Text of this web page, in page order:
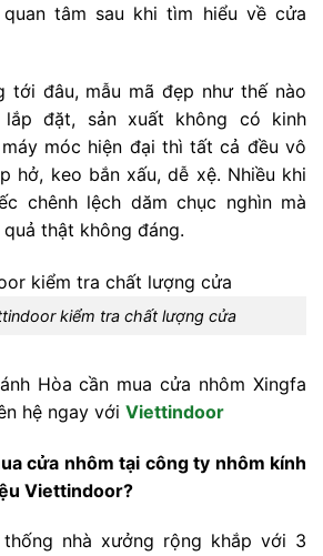
tâm sau khi tìm hiểu về cửa
tới đâu, mẫu mã đẹp như thế nào
lắp đặt, sản xuất không có kinh
móc hiện đại thì tất cả đều vô
hở, keo bắn xấu, dễ xệ. Nhiều khi
chênh lệch dăm chục nghìn mà
thật không đáng.
kiểm tra chất lượng cửa
Hòa cần mua cửa nhôm Xingfa
hệ ngay với Viettindoor
cửa nhôm tại công ty nhôm kính
Viettindoor?
nhà xưởng rộng khắp với 3